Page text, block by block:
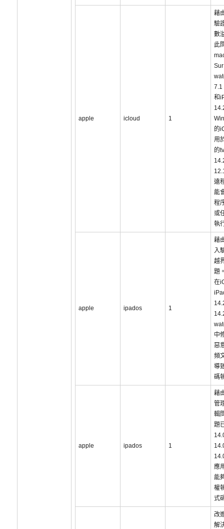
apple icloud 1
藉
驗
數
此
7.1
和
的
用
的
遠
能
程
或
執
apple ipados 1
藉
入
越
題
在
中
惡
頻
導
碼
apple ipados 1
藉
管
輯
題
應
能
權
式
改
解